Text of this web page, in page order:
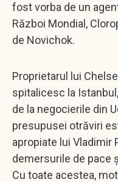
fost vorba de un
Război Mondial,
de Novichok.
Proprietarul lui
spitalicesc la
de la negocierile din
presupusei otrăviri
apropiate lui Vladimir
demersurile de pace
Cu toate acestea,